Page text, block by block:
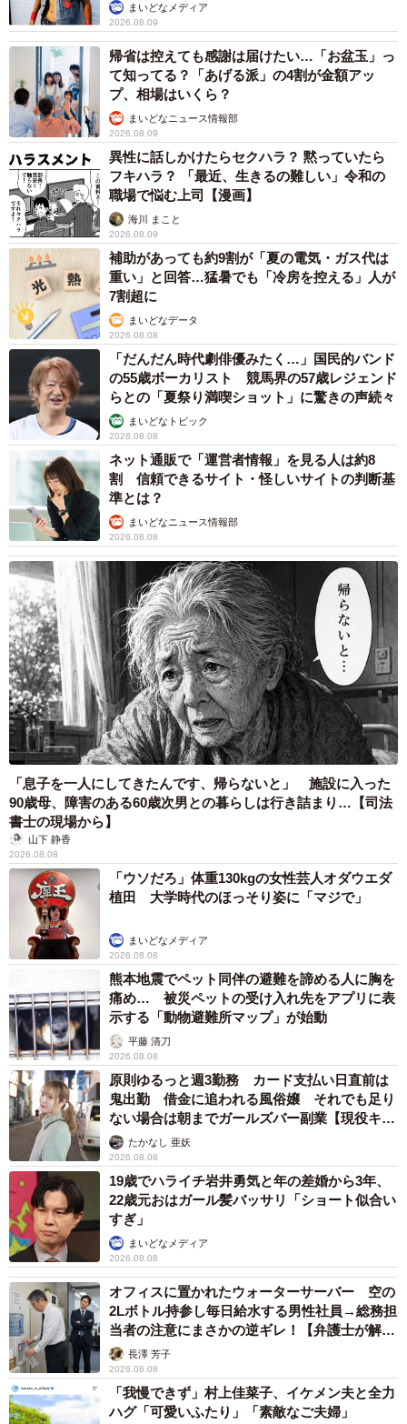
お漏らしの常習犯はあのドナドナ猫・レイくん？（提供写真）
◇ ◇
▽Twitter:ネコランド@NEKOLAND13
https://twitter.com/NEKOLAND13
▽YouTube:「約束のネコランド」
https://www.youtube.com/channel/UCl8fno-
g2a5B36ReYek2naA
まいどなメディア
2026.08.09
帰省は控えても感謝は届けたい…「お盆玉」っ
て知ってる？「あげる派」の4割が金額アッ
プ、相場はいくら？
まいどなニュース情報部
2026.08.09
異性に話しかけたらセクハラ？ 黙っていたら
フキハラ？ 「最近、生きるの難しい」令和の
職場で悩む上司【漫画】
海川 まこと
2026.08.09
補助があっても約9割が「夏の電気・ガス代は
重い」と回答…猛暑でも「冷房を控える」人が
7割超に
まいどなデータ
2026.08.08
「だんだん時代劇俳優みたく…」国民的バンド
の55歳ボーカリスト 競馬界の57歳レジェンド
らとの「夏祭り満喫ショット」に驚きの声続々
まいどなトピック
2026.08.08
ネット通販で「運営者情報」を見る人は約8
割 信頼できるサイト・怪しいサイトの判断基
準とは？
まいどなニュース情報部
2026.08.08
「息子を一人にしてきたんです、帰らないと」 施設に入った
90歳母、障害のある60歳次男との暮らしは行き詰まり…【司法
書士の現場から】
山下 静香
2026.08.08
「ウソだろ」体重130kgの女性芸人オダウエダ
植田 大学時代のほっそり姿に「マジで」
まいどなメディア
2026.08.08
熊本地震でペット同伴の避難を諦める人に胸を
痛め… 被災ペットの受け入れ先をアプリに表
示する「動物避難所マップ」が始動
平藤 清刀
2026.08.08
原則ゆるっと週3勤務 カード支払い日直前は
鬼出勤 借金に追われる風俗嬢 それでも足り
ない場合は朝までガールズバー副業【現役キャ
ストに取材】
たかなし 亜妖
2026.08.08
19歳でハライチ岩井勇気と年の差婚から3年、
22歳元おはガール髪バッサリ「ショート似合い
すぎ」
まいどなメディア
2026.08.08
オフィスに置かれたウォーターサーバー 空の
2Lボトル持参し毎日給水する男性社員→総務担
当者の注意にまさかの逆ギレ！【弁護士が解
説】長澤 芳子
2026.08.08
「我慢できず」村上佳菜子、イケメン夫と全力
ハグ「可愛いふたり」「素敵なご夫婦」